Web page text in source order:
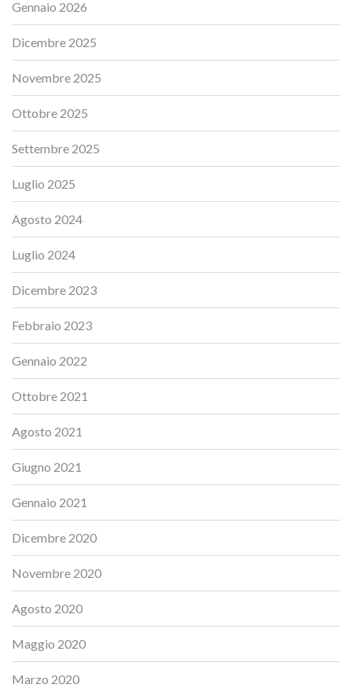
Gennaio 2026
Dicembre 2025
Novembre 2025
Ottobre 2025
Settembre 2025
Luglio 2025
Agosto 2024
Luglio 2024
Dicembre 2023
Febbraio 2023
Gennaio 2022
Ottobre 2021
Agosto 2021
Giugno 2021
Gennaio 2021
Dicembre 2020
Novembre 2020
Agosto 2020
Maggio 2020
Marzo 2020